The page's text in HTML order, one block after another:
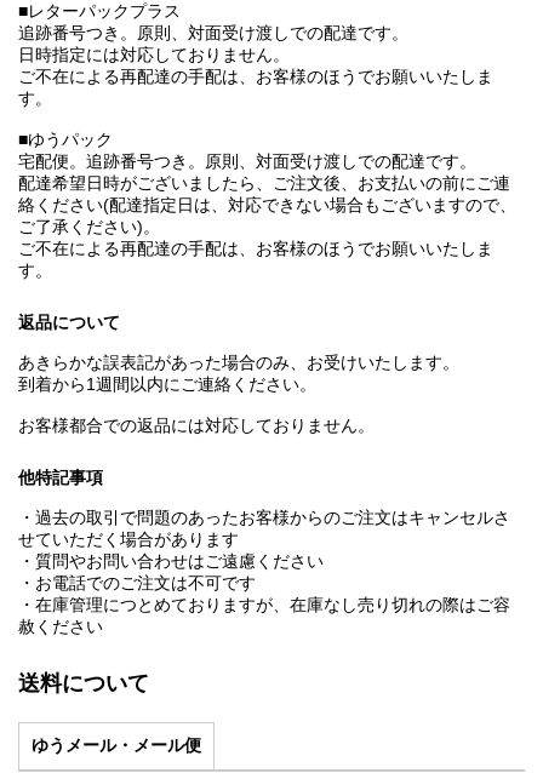
■レターパックプラス
追跡番号つき。原則、対面受け渡しでの配達です。
日時指定には対応しておりません。
ご不在による再配達の手配は、お客様のほうでお願いいたしま
す。
■ゆうパック
宅配便。追跡番号つき。原則、対面受け渡しでの配達です。
配達希望日時がございましたら、ご注文後、お支払いの前にご連
絡ください(配達指定日は、対応できない場合もございますので、
ご了承ください)。
ご不在による再配達の手配は、お客様のほうでお願いいたしま
す。
返品について
あきらかな誤表記があった場合のみ、お受けいたします。
到着から1週間以内にご連絡ください。
お客様都合での返品には対応しておりません。
他特記事項
・過去の取引で問題のあったお客様からのご注文はキャンセルさ
せていただく場合があります
・質問やお問い合わせはご遠慮ください
・お電話でのご注文は不可です
・在庫管理につとめておりますが、在庫なし売り切れの際はご容
赦ください
送料について
ゆうメール・メール便